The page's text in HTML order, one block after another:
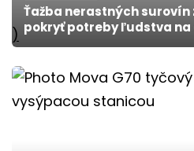
)
Ťažba nerastných surovín
pokryť potreby ľudstva